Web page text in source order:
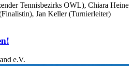
Tennisbezirks OWL), Chiara Heine
Jan Keller (Turnierleiter)
e.V.